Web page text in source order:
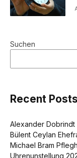
Suchen
Recent Posts
Alexander Dobrindt
Bülent Ceylan
Michael Bram
Uhrenunstellung